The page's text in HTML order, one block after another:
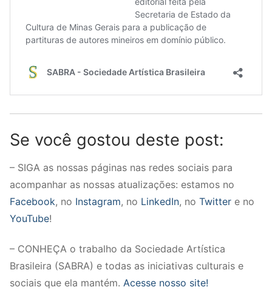
Se você gostou deste post:
– SIGA as nossas páginas nas redes sociais para
acompanhar as nossas atualizações: estamos no
Facebook, no Instagram, no LinkedIn, no Twitter e no
YouTube!
– CONHEÇA o trabalho da Sociedade Artística
Brasileira (SABRA) e todas as iniciativas culturais e
sociais que ela mantém. Acesse nosso site!